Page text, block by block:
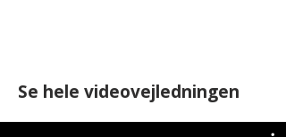
Se hele videovejledningen